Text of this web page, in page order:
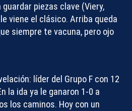
guardar piezas clave (Viery,
viene el clásico. Arriba queda
siempre te vacuna, pero ojo
líder del Grupo F con 12
la ida ya le ganaron 1-0 a
los caminos. Hoy con un